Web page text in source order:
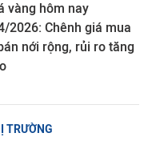
vàng hôm nay
2026: Chênh giá mua
nới rộng, rủi ro tăng
TRƯỜNG